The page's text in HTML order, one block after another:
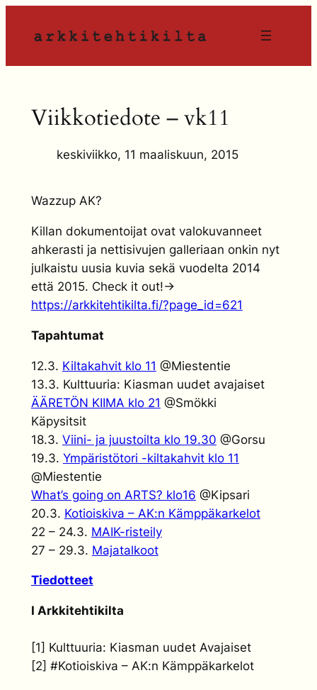
sisältöön
Viikkotiedote – vk11
keskiviikko, 11 maaliskuun, 2015
Wazzup AK?
Killan dokumentoijat ovat valokuvanneet
ahkerasti ja nettisivujen galleriaan onkin nyt
julkaistu uusia kuvia sekä vuodelta 2014
että 2015. Check it out!->
https://arkkitehtikilta.fi/?page_id=621
Tapahtumat
12.3. Kiltakahvit klo 11 @Miestentie
13.3. Kulttuuria: Kiasman uudet avajaiset
ÄÄRETÖN KIIMA klo 21 @Smökki
Käpysitsit
18.3. Viini- ja juustoilta klo 19.30 @Gorsu
19.3. Ympäristötori -kiltakahvit klo 11
@Miestentie
What’s going on ARTS? klo16 @Kipsari
20.3. Kotioiskiva – AK:n Kämppäkarkelot
22 – 24.3. MAIK-risteily
27 – 29.3. Majatalkoot
Tiedotteet
I Arkkitehtikilta
[1] Kulttuuria: Kiasman uudet Avajaiset
[2] #Kotioiskiva – AK:n Kämppäkarkelot